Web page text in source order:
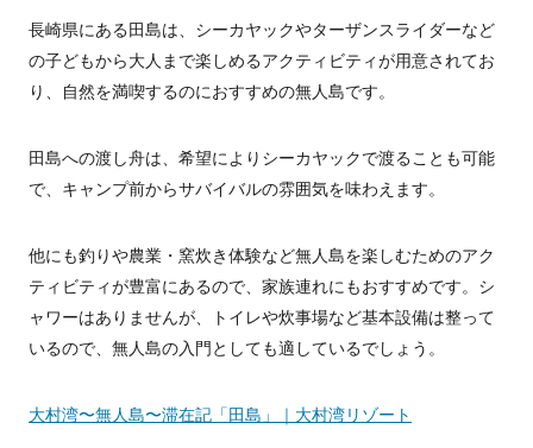
長崎県にある田島は、シーカヤックやターザンスライダーなど
の子どもから大人まで楽しめるアクティビティが用意されてお
り、自然を満喫するのにおすすめの無人島です。
田島への渡し舟は、希望によりシーカヤックで渡ることも可能
で、キャンプ前からサバイバルの雰囲気を味わえます。
他にも釣りや農業・窯炊き体験など無人島を楽しむためのアク
ティビティが豊富にあるので、家族連れにもおすすめです。シ
ャワーはありませんが、トイレや炊事場など基本設備は整って
いるので、無人島の入門としても適しているでしょう。
大村湾〜無人島〜滞在記「田島」｜大村湾リゾート